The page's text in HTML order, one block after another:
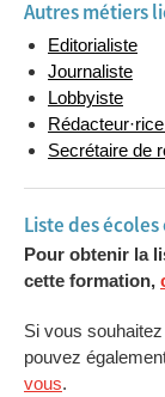
Autres métiers
Editorialiste
Journaliste
Lobbyiste
Secrétaire de
Liste des
Pour obtenir la
cette formation,
Si vous
pouvez
vous.